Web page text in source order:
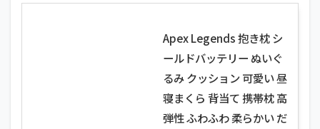
Apex Legends 抱き枕 シ
ールドバッテリー ぬいぐ
るみ クッション 可愛い 昼
寝まくら 背当て 携帯枕 高
弾性 ふわふわ 柔らかい だ